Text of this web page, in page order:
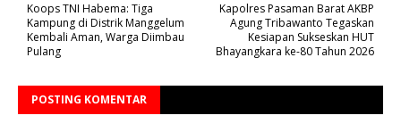
Kapolres Pasaman Barat AKBP
Agung Tribawanto Tegaskan
Kesiapan Sukseskan HUT
Bhayangkara ke-80 Tahun 2026
Koops TNI Habema: Tiga
Kampung di Distrik Manggelum
Kembali Aman, Warga Diimbau
Pulang
POSTING KOMENTAR